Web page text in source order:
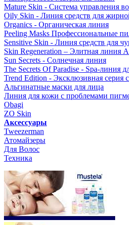
Mature Skin - Система управления
Oily Skin - Линия средств для
Organics - Органическая линия
Peeling Masks Профессиональные
Sensitive Skin - Линия средств для
Skin Regeneration – Элитная линия
Sun Secrets - Солнечная линия
The Secrets Of Paradise - Spa-линия
Trend Edition - Эксклюзивная
Альгинатные маски для лица
Линия для кожи с проблемами
Obagi
ZO Skin
Aксессуары
Tweezerman
Атомайзеры
Для Волос
Техника